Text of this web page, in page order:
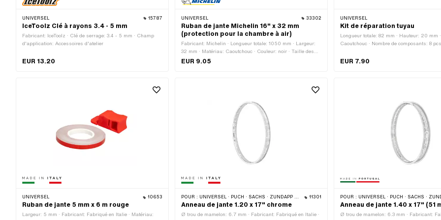
UNIVERSEL 15787
IceToolz Clé à rayons 3.4 - 5 mm
Fabricant: IceToolz · Clé de serrage: 3.4 - 5 mm · Champ
d'application: Accessoires d'atelier
EUR 13.20
UNIVERSEL 33302
Ruban de jante Michelin 16" x 32 mm
(protection pour la chambre à air)
Fabricant: Michelin · Longueur totale: 1050 mm · Largeur:
32 mm · Matériau: Caoutchouc · Couleur: noir · Taille des
roues: 16 "
EUR 9.05
UNIVERSEL
Kit de réparation tuyau
Longueur totale: 82 mm · Hauteur: 20 mm
Caoutchouc · Nombre de composants: 8
EUR 7.90
UNIVERSEL 10653
Ruban de jante 5 mm x 6 m rouge
Largeur: 5 mm · Fabricant: Fabriqué en Italie · Matériau:
POUR : UNIVERSEL · PUCH · SACHS · ZÜNDAPP BELMONDO 11301
Anneau de jante 1.20 x 17" chrome
Ø trou de mamelon: 6.7 mm · Fabricant: Fabriqué en Italie ·
POUR : UNIVERSEL · PUCH · SACHS · ZÜNDAPP
Anneau de jante 1.40 x 17" (51
Ø trou de mamelon: 6.3 mm · Fabricant: